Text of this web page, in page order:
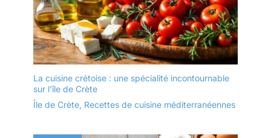
– Chaque lingette laisse
un parfum citron
agréable, apportant une
sensation immédiate de
propreté et de confort,
parfaite pour compléter
un repas convivial ou un
La cuisine crétoise : une spécialité incontournable
sur l’île de Crète
Île de Crète, Recettes de cuisine méditerranéennes